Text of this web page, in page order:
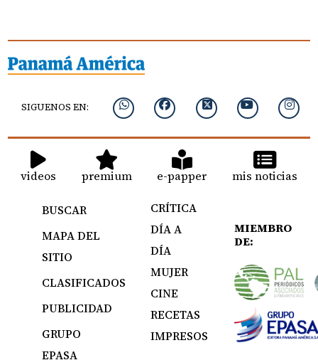
SIGUENOS EN:
videos premium e-papper mis noticias
BUSCAR
MAPA DEL
SITIO
CLASIFICADOS
PUBLICIDAD
GRUPO
EPASA
CRÍTICA
DÍA A
DÍA
MUJER
CINE
RECETAS
IMPRESOS
MIEMBRO
DE: